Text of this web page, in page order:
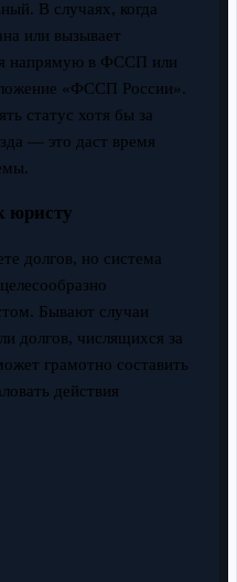
В случаях, когда
или вызывает
напрямую в ФССП или
«ФССП России».
статус хотя бы за
— это даст время
юристу
долгов, но система
Бывают случаи
долгов, числящихся за
грамотно составить
действия